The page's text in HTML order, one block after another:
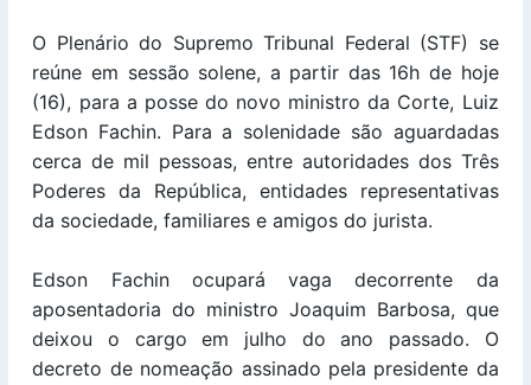
O Plenário do Supremo Tribunal Federal (STF) se
reúne em sessão solene, a partir das 16h de hoje
(16), para a posse do novo ministro da Corte, Luiz
Edson Fachin. Para a solenidade são aguardadas
cerca de mil pessoas, entre autoridades dos Três
Poderes da República, entidades representativas
da sociedade, familiares e amigos do jurista.
Edson Fachin ocupará vaga decorrente da
aposentadoria do ministro Joaquim Barbosa, que
deixou o cargo em julho do ano passado. O
decreto de nomeação assinado pela presidente da